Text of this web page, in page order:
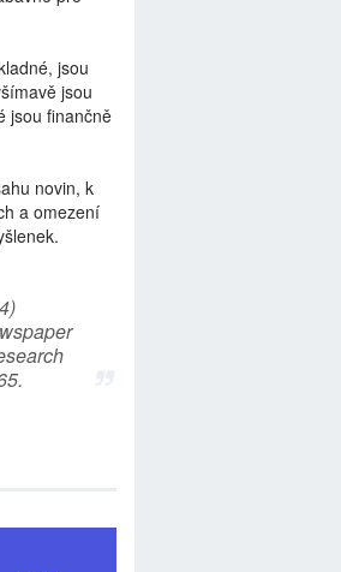
jsou
jsou
jsou finančně
novin, k
a omezení